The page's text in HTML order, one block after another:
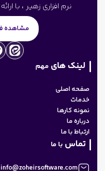
نرم افزاری زهیر ، با
مشاهده
لینک های مهم
صفحه اصلی
خدمات
نمونه کارها
درباره ما
ارتباط با ما
تماس با ما
info@zoheirsoftware.com